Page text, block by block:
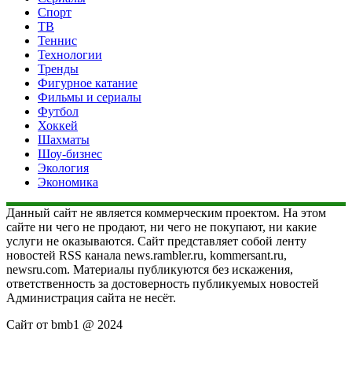
Спорт
ТВ
Теннис
Технологии
Тренды
Фигурное катание
Фильмы и сериалы
Футбол
Хоккей
Шахматы
Шоу-бизнес
Экология
Экономика
Данный сайт не является коммерческим проектом. На этом
сайте ни чего не продают, ни чего не покупают, ни какие
услуги не оказываются. Сайт представляет собой ленту
новостей RSS канала news.rambler.ru, kommersant.ru,
newsru.com. Материалы публикуются без искажения,
ответственность за достоверность публикуемых новостей
Администрация сайта не несёт.
Сайт от bmb1 @ 2024